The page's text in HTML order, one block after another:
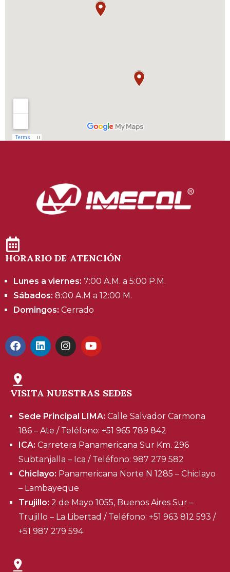
HORARIO DE ATENCIÓN
Lunes a viernes: 7:00 A.M. a 5:00 P.M.
Sábados: 8:00 A.M a 12:00 M.
Domingos: Cerrado
VISITA NUESTRAS SEDES
Sede Principal LIMA: Calle Salvador Carmona
186 – Ate / Teléfono: +51 965 789 842
ICA: Carretera Panamericana Sur Km. 296
Subtanjalla – Ica / Teléfono: 987 279 582
Chiclayo: Panamericana Norte N 1285 – Chiclayo
– Lambayeque
Trujillo: 2 de Mayo 1055, Buenos Aires Sur –
Trujillo – La Libertad / Teléfono: +51 963 812 593 /
+51 987 279 594